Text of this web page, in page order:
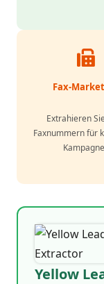
Fax-
Extrahieren
Faxnummern für
Yellow